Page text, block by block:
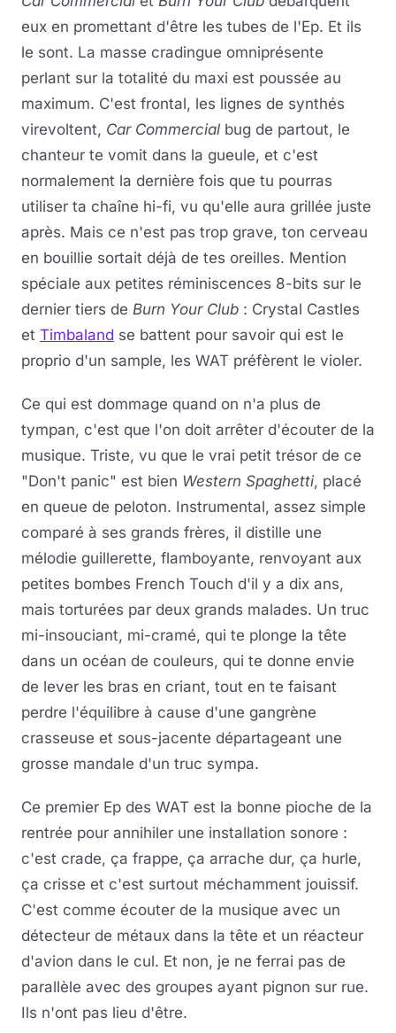
eux en promettant d'être les tubes de l'Ep. Et ils
le sont. La masse cradingue omniprésente
perlant sur la totalité du maxi est poussée au
maximum. C'est frontal, les lignes de synthés
virevoltent, Car Commercial bug de partout, le
chanteur te vomit dans la gueule, et c'est
normalement la dernière fois que tu pourras
utiliser ta chaîne hi-fi, vu qu'elle aura grillée juste
après. Mais ce n'est pas trop grave, ton cerveau
en bouillie sortait déjà de tes oreilles. Mention
spéciale aux petites réminiscences 8-bits sur le
dernier tiers de Burn Your Club : Crystal Castles
et Timbaland se battent pour savoir qui est le
proprio d'un sample, les WAT préfèrent le violer.
Ce qui est dommage quand on n'a plus de
tympan, c'est que l'on doit arrêter d'écouter de la
musique. Triste, vu que le vrai petit trésor de ce
"Don't panic" est bien Western Spaghetti, placé
en queue de peloton. Instrumental, assez simple
comparé à ses grands frères, il distille une
mélodie guillerette, flamboyante, renvoyant aux
petites bombes French Touch d'il y a dix ans,
mais torturées par deux grands malades. Un truc
mi-insouciant, mi-cramé, qui te plonge la tête
dans un océan de couleurs, qui te donne envie
de lever les bras en criant, tout en te faisant
perdre l'équilibre à cause d'une gangrène
crasseuse et sous-jacente départageant une
grosse mandale d'un truc sympa.
Ce premier Ep des WAT est la bonne pioche de la
rentrée pour annihiler une installation sonore :
c'est crade, ça frappe, ça arrache dur, ça hurle,
ça crisse et c'est surtout méchamment jouissif.
C'est comme écouter de la musique avec un
détecteur de métaux dans la tête et un réacteur
d'avion dans le cul. Et non, je ne ferrai pas de
parallèle avec des groupes ayant pignon sur rue.
Ils n'ont pas lieu d'être.